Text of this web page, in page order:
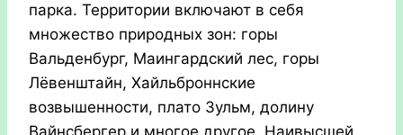
парка. Территории включают в себя
множество природных зон: горы
Вальденбург, Маингардский лес, горы
Лёвенштайн, Хайльброннские
возвышенности, плато Зульм, долину
Вайнсбергер и многое другое. Наивысшей